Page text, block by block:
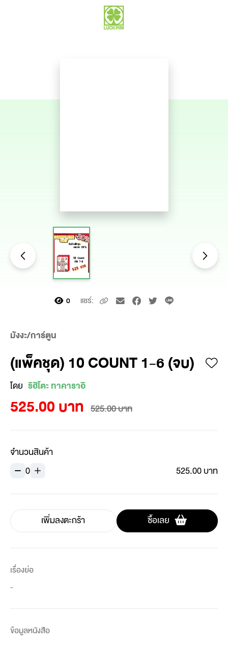
0 แชร์:
มังงะ/การ์ตูน
(แพ็คชุด) 10 COUNT 1-6 (จบ)
โดย ริฮิโตะ ทาคาราอิ
525.00 บาท 525.00 บาท
จำนวนสินค้า
0
525.00 บาท
เพิ่มลงตะกร้า ซื้อเลย
เรื่องย่อ
-
ข้อมูลหนังสือ